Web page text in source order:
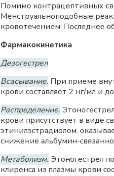
Помимо контрацептивных
Менструальноподобные
кровотечением. Последнее
Фармакокинетика
Дезогестрел
Всасывание. При приеме
крови составляет 2 нг/мл и
Распределение.
крови присутствует в виде
этинилэстрадиолом,
снижение альбумин-
Метаболизм. Этоногестрел
клиренса из плазмы крови